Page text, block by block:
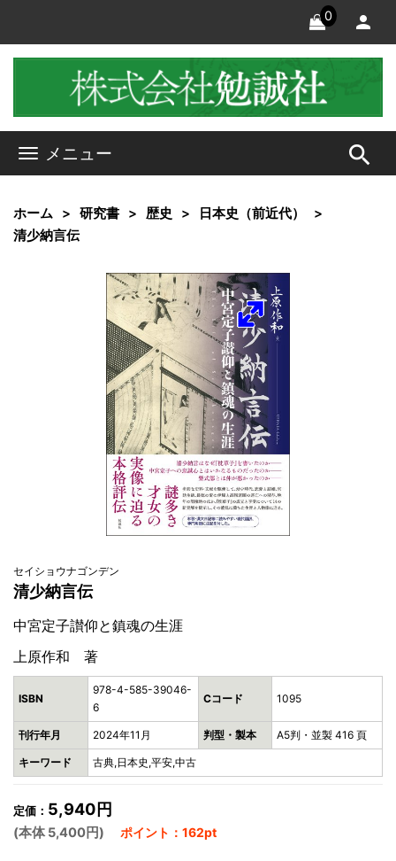
0
メニュー search
ホーム 研究書 歴史
日本史（前近代）
清少納言伝
セイショウナゴンデン
清少納言伝
中宮定子讃仰と鎮魂の生涯
上原作和 著
ISBN
978-4-585-39046-
6
Cコード 1095
刊行年月 2024年11月 判型・製本 A5判・並製 416 頁
キーワード 古典,日本史,平安,中古
定価： 5,940円
(本体 5,400円) ポイント：162pt